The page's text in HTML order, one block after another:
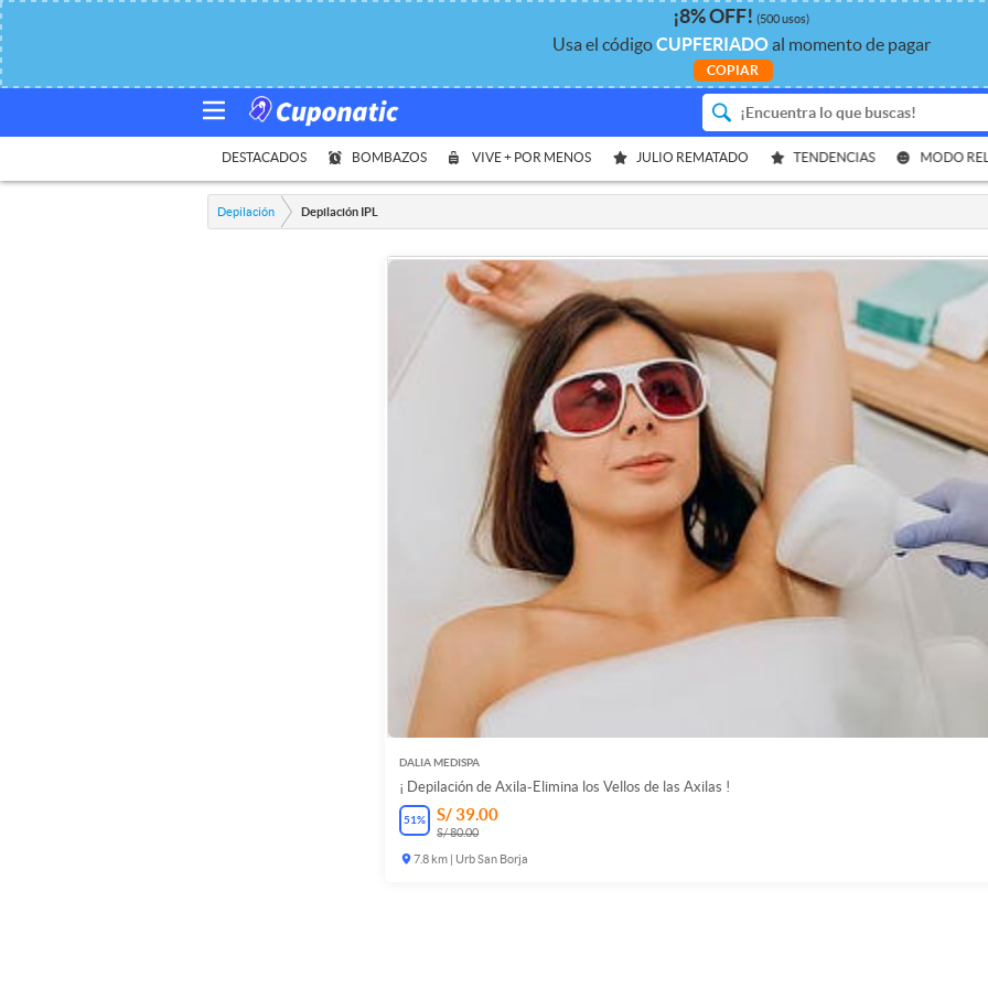
¡8%OFF! (500 usos)
Usa el códigoCUPFERIADOal momento de pagar
COPIAR
DESTACADOS BOMBAZOS VIVE + POR MENOS JULIO REMATADO TENDENCIAS MODO
Depilación Depilación IPL
DALIA MEDISPA
¡ Depilación de Axila-Elimina los Vellos de las Axilas !
51% S/ 39.00
S/ 80.00
7.8 km | Urb San Borja